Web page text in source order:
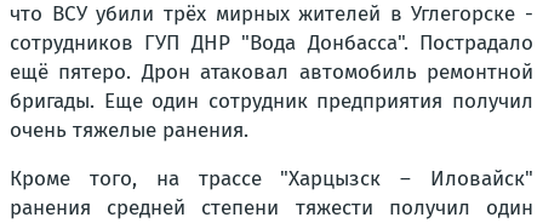
что ВСУ убили трёх мирных жителей в Углегорске -
сотрудников ГУП ДНР "Вода Донбасса". Пострадало
ещё пятеро. Дрон атаковал автомобиль ремонтной
бригады. Еще один сотрудник предприятия получил
очень тяжелые ранения.
Кроме того, на трассе "Харцызск – Иловайск"
ранения средней степени тяжести получил один